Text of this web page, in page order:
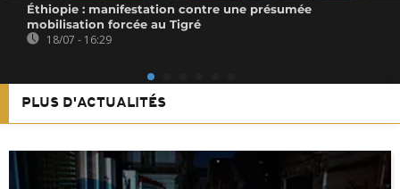
Éthiopie : manifestation contre une présumée
mobilisation forcée au Tigré
18/07 - 16:29
PLUS D'ACTUALITÉS